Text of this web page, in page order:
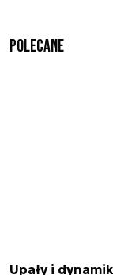
Polecane
Upały i